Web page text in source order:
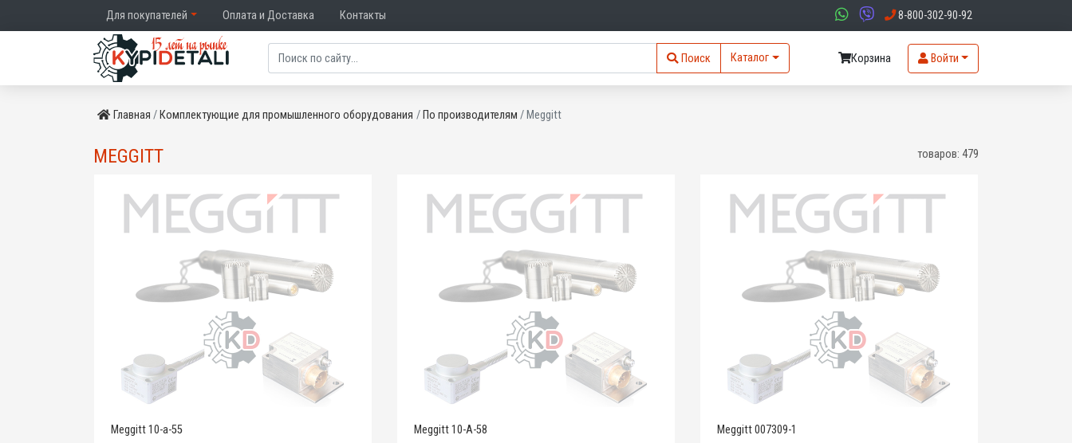
Для покупателей Оплата и Доставка Контакты 8-800-302-90-92
Поиск Каталог Корзина Войти
Главная Комплектующие для промышленного оборудования По производителям Meggitt
MEGGITT товаров: 479
Meggitt 10-a-55 Meggitt 10-A-58 Meggitt 007309-1